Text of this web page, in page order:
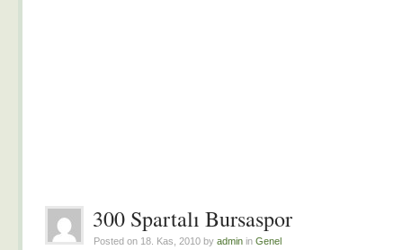
300 Spartalı Bursaspor
Posted on 18. Kas, 2010 by admin in Genel